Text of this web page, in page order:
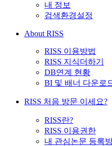
내 정보
검색환경설정
About RISS
RISS 이용방법
RISS 지식더하기
DB연계 현황
BI 및 배너 다운로
RISS 처음 방문 이세요?
RISS란?
RISS 이용권한
내 관심논문 등록